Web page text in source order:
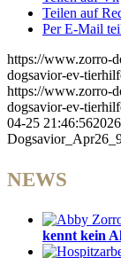
Teilen auf
Per E-Mail
https://www.zorro-
dogsavior-ev-
https://www.zorro-
dogsavior-ev-
04-25 21:46:56
NEWS
kennt kein